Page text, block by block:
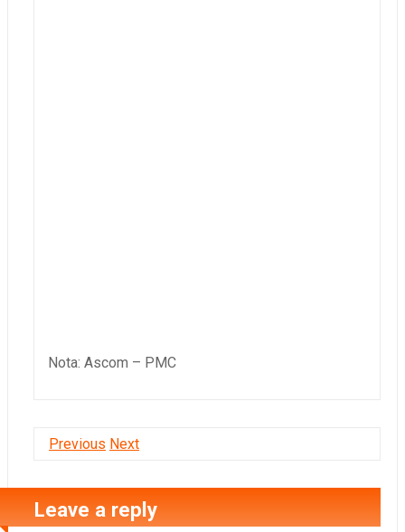
Nota: Ascom – PMC
Previous Next
Leave a reply